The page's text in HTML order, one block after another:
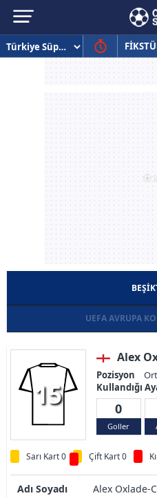
UEFA AVRUPA
15
Alex
Pozisyon
Kullandığı
0
Goller
Sarı Kart 0 Çift Kart 0
Adı Soyadı Alex Oxlade-